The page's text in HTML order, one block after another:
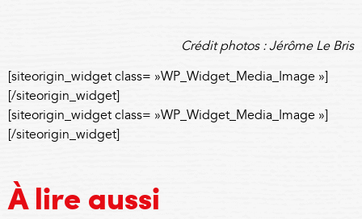
Crédit photos : Jérôme Le Bris
[siteorigin_widget class= »WP_Widget_Media_Image »]
[/siteorigin_widget]
[siteorigin_widget class= »WP_Widget_Media_Image »]
[/siteorigin_widget]
À lire aussi